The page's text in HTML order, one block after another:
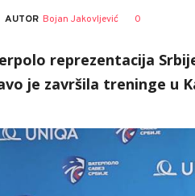
AUTOR Bojan Jakovljević 0
reprezentacija
je završila treninge u